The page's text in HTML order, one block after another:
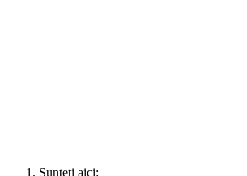
Sunteți aici: